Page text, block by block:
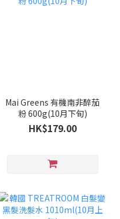
Mai Greens 有機南非醉茄
粉 600g(10月下旬)
HK$179.00